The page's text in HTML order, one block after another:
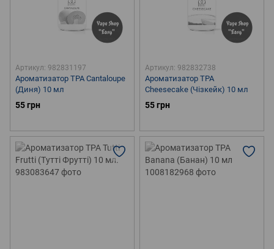
Артикул: 982831197
Ароматизатор TPA Cantaloupe
(Диня) 10 мл
55 грн
Артикул: 982832738
Ароматизатор TPA
Cheesecake (Чізкейк) 10 мл
55 грн